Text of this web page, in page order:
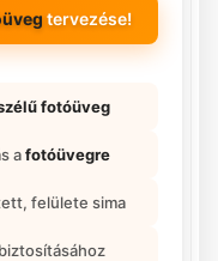
tervezése!
fotóüveg
afotóüvegre
felülete sima